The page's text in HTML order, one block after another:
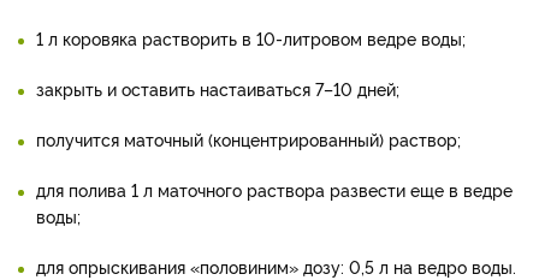
1 л коровяка растворить в 10-литровом ведре воды;
закрыть и оставить настаиваться 7–10 дней;
получится маточный (концентрированный) раствор;
для полива 1 л маточного раствора развести еще в ведре
воды;
для опрыскивания «половиним» дозу: 0,5 л на ведро воды.